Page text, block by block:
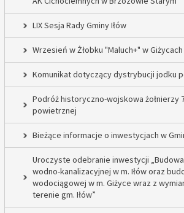
LIX Sesja Rady Gminy Iłów
Wrzesień w Żłobku "Maluch+" w Giżycach
Komunikat dotyczący dystrybucji jodku
Podróż historyczno-wojskowa żołnierzy
powietrznej
Bieżące informacje o inwestycjach w
Uroczyste odebranie inwestycji
wodno-kanalizacyjnej w m. Iłów oraz
wodociągowej w m. Giżyce wraz z
terenie gm. Iłów”